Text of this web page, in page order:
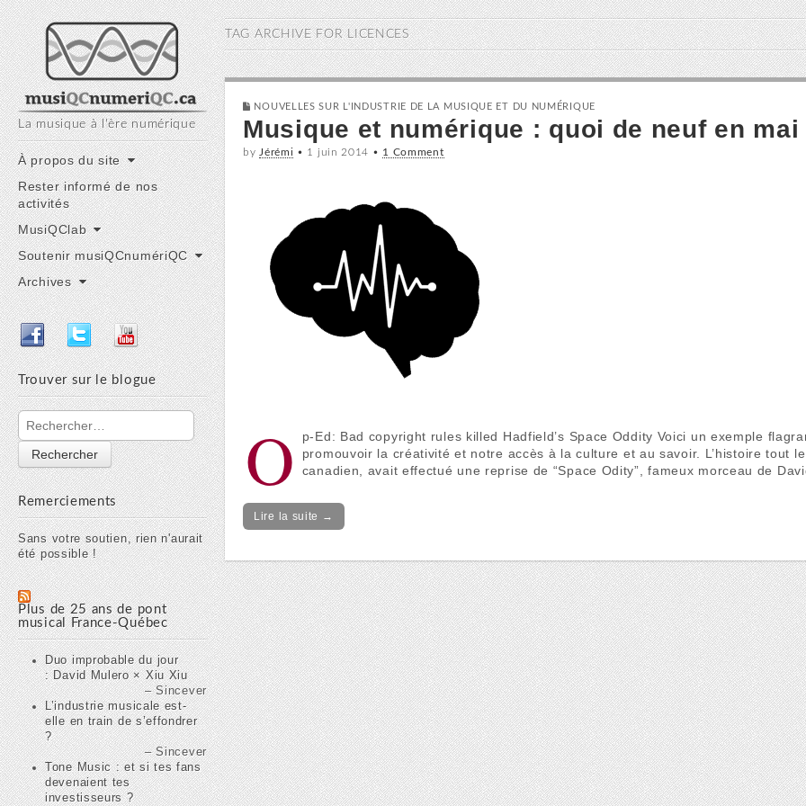
musiQC numériQC
La musique à l'ère numérique
Main
menu
Skip
to
content
À propos du site
Rester informé de nos
activités
MusiQClab
Soutenir musiQCnumériQC
Archives
Trouver sur le blogue
Rechercher :
Remerciements
Sans votre soutien, rien n'aurait
été possible !
Plus de 25 ans de pont
musical France-Québec
Duo improbable du jour
: David Mulero × Xiu Xiu
Sincever
L’industrie musicale est-
elle en train de s’effondrer
?
Sincever
Tone Music : et si tes fans
devenaient tes
investisseurs ?
TAG ARCHIVE FORLICENCES
NOUVELLES SUR L'INDUSTRIE DE LA MUSIQUE ET DU NUMÉRIQUE
Musique et numérique : quoi de neuf en mai
by Jérémi • 1 juin 2014 • 1 Comment
O
p-Ed: Bad copyright rules killed Hadfield’s Space Oddity Voici un exemple
promouvoir la créativité et notre accès à la culture et au savoir. L’histoire tout
canadien, avait effectué une reprise de “Space Odity”, fameux morceau de
Lire la suite →